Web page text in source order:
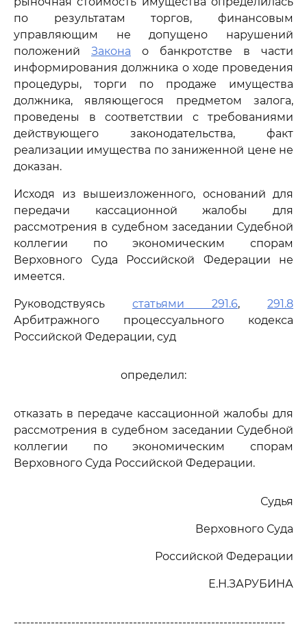
по результатам торгов, финансовым
управляющим не допущено нарушений
положений Закона о банкротстве в части
информирования должника о ходе проведения
процедуры, торги по продаже имущества
должника, являющегося предметом залога,
проведены в соответствии с требованиями
действующего законодательства, факт
реализации имущества по заниженной цене не
доказан.
Исходя из вышеизложенного, оснований для
передачи кассационной жалобы для
рассмотрения в судебном заседании Судебной
коллегии по экономическим спорам
Верховного Суда Российской Федерации не
имеется.
Руководствуясь статьями 291.6, 291.8
Арбитражного процессуального кодекса
Российской Федерации, суд
определил:
отказать в передаче кассационной жалобы для
рассмотрения в судебном заседании Судебной
коллегии по экономическим спорам
Верховного Суда Российской Федерации.
Судья
Верховного Суда
Российской Федерации
Е.Н.ЗАРУБИНА
------------------------------------------------------------------